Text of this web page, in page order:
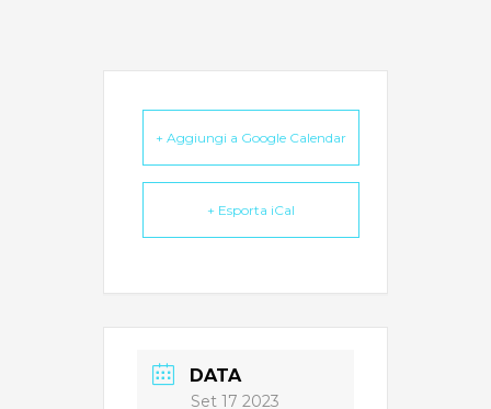
+ Aggiungi a Google Calendar
+ Esporta iCal
DATA
Set 17 2023